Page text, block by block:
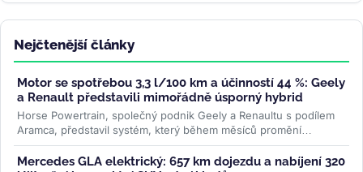
Nejčtenější články
Motor se spotřebou 3,3 l/100 km a účinností 44 %: Geely
a Renault představili mimořádně úsporný hybrid
Horse Powertrain, společný podnik Geely a Renaultu s podílem
Aramca, představil systém, který během měsíců promění
elektromobilovou...>>
Mercedes GLA elektrický: 657 km dojezdu a nabíjení 320